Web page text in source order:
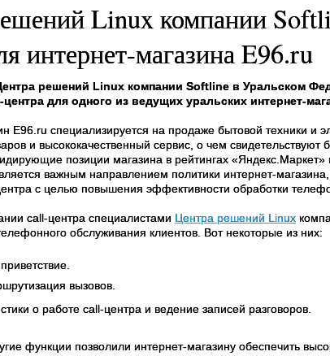
Linux компании
интернет-магазина E96.ru
решений Linux компании Softline в Уральском
для одного из ведущих уральских интернет-
E96.ru специализируется на продаже бытовой техники и
и высококачественный сервис, о чем
позиции магазина в рейтингах
важным направлением политики интернет-
с целью повышения эффективности обработки
call-центра специалистами Центра решений Linux
обслуживания клиентов. Вот некоторые из них:
вызовов.
о работе call-центра и ведение записей разговоров.
функции позволили интернет-магазину обеспечить